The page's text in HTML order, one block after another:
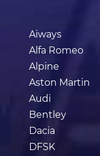
Aiways
Alfa Romeo
Alpine
Aston Martin
Audi
Bentley
Dacia
DFSK